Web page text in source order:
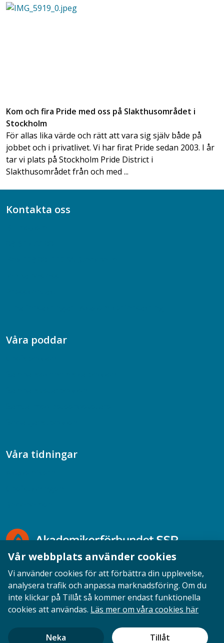
Kom och fira Pride med oss på Slakthusområdet i
Stockholm
För allas lika värde och rätt att vara sig själv både på
jobbet och i privatlivet. Vi har firat Pride sedan 2003. I år
tar vi plats på Stockholm Pride District i
Slakthusområdet från och med ...
Kontakta oss
Våra poddar
Våra tidningar
Opinion English Personuppgifter Cookies
Ansvarig utgivare: Cecilia Sandahl
Vår webbplats använder cookies
Vi använder cookies för att förbättra din upplevelse,
analysera trafik och anpassa marknadsföring. Om du
inte klickar på Tillåt så kommer endast funktionella
cookies att användas. Läs mer om våra cookies här
Neka Tillåt